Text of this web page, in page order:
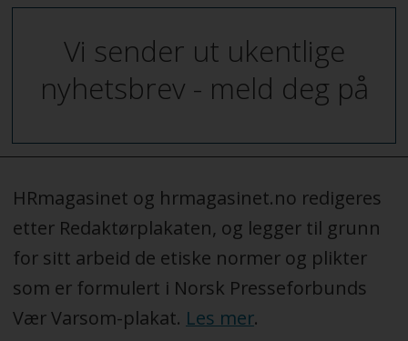
Vi sender ut ukentlige
nyhetsbrev - meld deg på
HRmagasinet og hrmagasinet.no redigeres
etter Redaktørplakaten, og legger til grunn
for sitt arbeid de etiske normer og plikter
som er formulert i Norsk Presseforbunds
Vær Varsom-plakat. Les mer.